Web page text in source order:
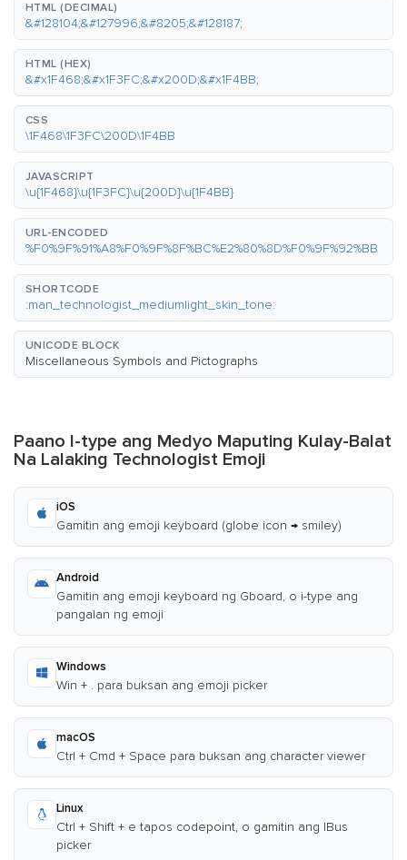
HTML (DECIMAL)
&#128104;&#127996;&#8205;&#128187;
HTML (HEX)
&#x1F468;&#x1F3FC;&#x200D;&#x1F4BB;
CSS
\1F468\1F3FC\200D\1F4BB
JAVASCRIPT
\u{1F468}\u{1F3FC}\u{200D}\u{1F4BB}
URL-ENCODED
%F0%9F%91%A8%F0%9F%8F%BC%E2%80%8D%F0%9F%92%BB
SHORTCODE
:man_technologist_mediumlight_skin_tone:
UNICODE BLOCK
Miscellaneous Symbols and Pictographs
Paano I-type ang Medyo Maputing Kulay-Balat
Na Lalaking Technologist Emoji
iOS
Gamitin ang emoji keyboard (globe icon → smiley)
Android
Gamitin ang emoji keyboard ng Gboard, o i-type ang
pangalan ng emoji
Windows
Win + . para buksan ang emoji picker
macOS
Ctrl + Cmd + Space para buksan ang character viewer
Linux
Ctrl + Shift + e tapos codepoint, o gamitin ang IBus
picker